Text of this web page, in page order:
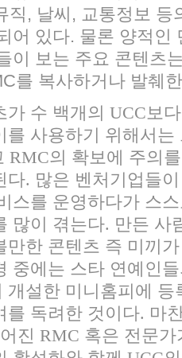
직, 날씨, 교통정보
어 있다. 물론 양적인
이 보는 주요 콘텐츠
를 복사하거나 발췌
가 수 백개의 UCC보
를 사용하기 위해서
RMC의 확보에 주의
다. 많은 벤처기업들
스를 운영하다가 스
많이 겪는다. 만든 사
만한 콘텐츠 즉 미끼
중에는 스타 연예인
개설한 미니홈피에
를 독려한 것이다. 마
진 RMC 혹은 전문